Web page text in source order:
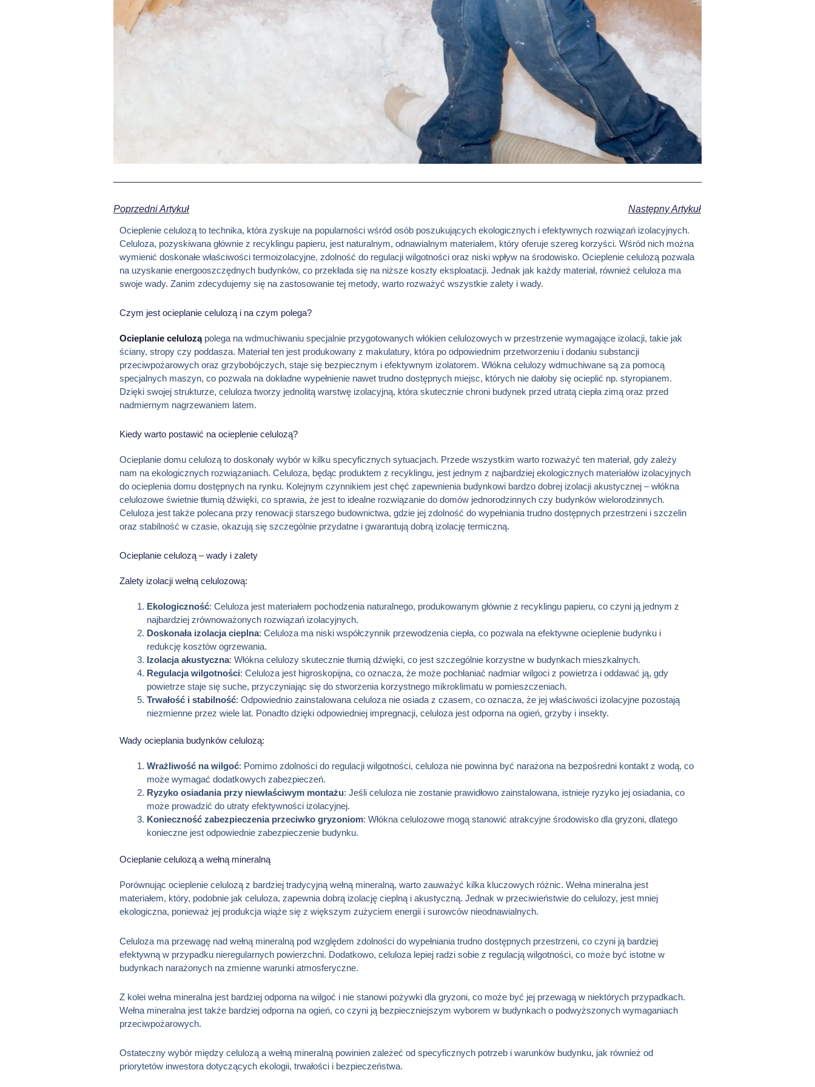
Poprzedni Artykuł Następny Artykuł
Ocieplenie celulozą to technika, która zyskuje na popularności wśród osób poszukujących ekologicznych i efektywnych rozwiązań izolacyjnych.
Celuloza, pozyskiwana głównie z recyklingu papieru, jest naturalnym, odnawialnym materiałem, który oferuje szereg korzyści. Wśród nich można
wymienić doskonałe właściwości termoizolacyjne, zdolność do regulacji wilgotności oraz niski wpływ na środowisko. Ocieplenie celulozą pozwala
na uzyskanie energooszczędnych budynków, co przekłada się na niższe koszty eksploatacji. Jednak jak każdy materiał, również celuloza ma
swoje wady. Zanim zdecydujemy się na zastosowanie tej metody, warto rozważyć wszystkie zalety i wady.
Czym jest ocieplanie celulozą i na czym polega?
Ocieplanie celuloząpolega na wdmuchiwaniu specjalnie przygotowanych włókien celulozowych w przestrzenie wymagające izolacji, takie jak
ściany, stropy czy poddasza. Materiał ten jest produkowany z makulatury, która po odpowiednim przetworzeniu i dodaniu substancji
przeciwpożarowych oraz grzybobójczych, staje się bezpiecznym i efektywnym izolatorem. Włókna celulozy wdmuchiwane są za pomocą
specjalnych maszyn, co pozwala na dokładne wypełnienie nawet trudno dostępnych miejsc, których nie dałoby się ocieplić np. styropianem.
Dzięki swojej strukturze, celuloza tworzy jednolitą warstwę izolacyjną, która skutecznie chroni budynek przed utratą ciepła zimą oraz przed
nadmiernym nagrzewaniem latem.
Kiedy warto postawić na ocieplenie celulozą?
Ocieplanie domu celulozą to doskonały wybór w kilku specyficznych sytuacjach. Przede wszystkim warto rozważyć ten materiał, gdy zależy
nam na ekologicznych rozwiązaniach. Celuloza, będąc produktem z recyklingu, jest jednym z najbardziej ekologicznych materiałów izolacyjnych
do ocieplenia domu dostępnych na rynku. Kolejnym czynnikiem jest chęć zapewnienia budynkowi bardzo dobrej izolacji akustycznej – włókna
celulozowe świetnie tłumią dźwięki, co sprawia, że jest to idealne rozwiązanie do domów jednorodzinnych czy budynków wielorodzinnych.
Celuloza jest także polecana przy renowacji starszego budownictwa, gdzie jej zdolność do wypełniania trudno dostępnych przestrzeni i szczelin
oraz stabilność w czasie, okazują się szczególnie przydatne i gwarantują dobrą izolację termiczną.
Ocieplanie celulozą – wady i zalety
Zalety izolacji wełną celulozową:
Ekologiczność: Celuloza jest materiałem pochodzenia naturalnego, produkowanym głównie z recyklingu papieru, co czyni ją jednym z
najbardziej zrównoważonych rozwiązań izolacyjnych.
Doskonała izolacja cieplna: Celuloza ma niski współczynnik przewodzenia ciepła, co pozwala na efektywne ocieplenie budynku i
redukcję kosztów ogrzewania.
Izolacja akustyczna: Włókna celulozy skutecznie tłumią dźwięki, co jest szczególnie korzystne w budynkach mieszkalnych.
Regulacja wilgotności: Celuloza jest higroskopijna, co oznacza, że może pochłaniać nadmiar wilgoci z powietrza i oddawać ją, gdy
powietrze staje się suche, przyczyniając się do stworzenia korzystnego mikroklimatu w pomieszczeniach.
Trwałość i stabilność: Odpowiednio zainstalowana celuloza nie osiada z czasem, co oznacza, że jej właściwości izolacyjne pozostają
niezmienne przez wiele lat. Ponadto dzięki odpowiedniej impregnacji, celuloza jest odporna na ogień, grzyby i insekty.
Wady ocieplania budynków celulozą:
Wrażliwość na wilgoć: Pomimo zdolności do regulacji wilgotności, celuloza nie powinna być narażona na bezpośredni kontakt z wodą, co
może wymagać dodatkowych zabezpieczeń.
Ryzyko osiadania przy niewłaściwym montażu: Jeśli celuloza nie zostanie prawidłowo zainstalowana, istnieje ryzyko jej osiadania, co
może prowadzić do utraty efektywności izolacyjnej.
Konieczność zabezpieczenia przeciwko gryzoniom: Włókna celulozowe mogą stanowić atrakcyjne środowisko dla gryzoni, dlatego
konieczne jest odpowiednie zabezpieczenie budynku.
Ocieplanie celulozą a wełną mineralną
Porównując ocieplenie celulozą z bardziej tradycyjną wełną mineralną, warto zauważyć kilka kluczowych różnic. Wełna mineralna jest
materiałem, który, podobnie jak celuloza, zapewnia dobrą izolację cieplną i akustyczną. Jednak w przeciwieństwie do celulozy, jest mniej
ekologiczna, ponieważ jej produkcja wiąże się z większym zużyciem energii i surowców nieodnawialnych.
Celuloza ma przewagę nad wełną mineralną pod względem zdolności do wypełniania trudno dostępnych przestrzeni, co czyni ją bardziej
efektywną w przypadku nieregularnych powierzchni. Dodatkowo, celuloza lepiej radzi sobie z regulacją wilgotności, co może być istotne w
budynkach narażonych na zmienne warunki atmosferyczne.
Z kolei wełna mineralna jest bardziej odporna na wilgoć i nie stanowi pożywki dla gryzoni, co może być jej przewagą w niektórych przypadkach.
Wełna mineralna jest także bardziej odporna na ogień, co czyni ją bezpieczniejszym wyborem w budynkach o podwyższonych wymaganiach
przeciwpożarowych.
Ostateczny wybór między celulozą a wełną mineralną powinien zależeć od specyficznych potrzeb i warunków budynku, jak również od
priorytetów inwestora dotyczących ekologii, trwałości i bezpieczeństwa.